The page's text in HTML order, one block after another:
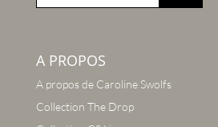
A PROPOS
A propos de Caroline Swolfs
Collection The Drop